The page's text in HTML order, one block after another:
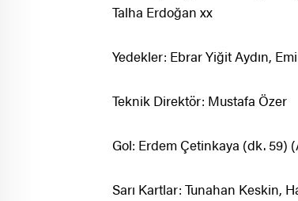
Talha Erdoğan xx
Yedekler: Ebrar Yiğit Aydın,
Teknik Direktör: Mustafa Özer
Gol: Erdem Çetinkaya (dk. 59)
Sarı Kartlar: Tunahan Keskin,